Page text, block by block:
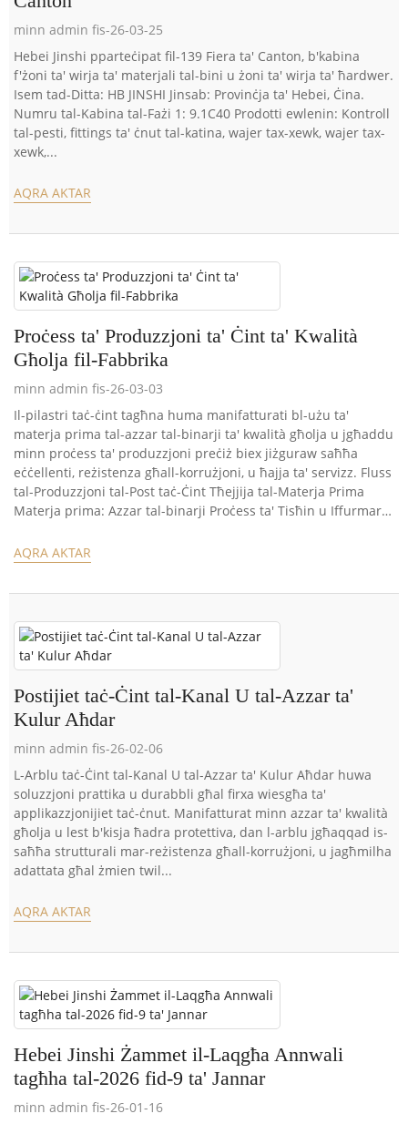
minn admin fis-26-03-25
Hebei Jinshi pparteċipat fil-139 Fiera ta' Canton, b'kabina
f'żoni ta' wirja ta' materjali tal-bini u żoni ta' wirja ta' ħardwer.
Isem tad-Ditta: HB JINSHI Jinsab: Provinċja ta' Hebei, Ċina.
Numru tal-Kabina tal-Fażi 1: 9.1C40 Prodotti ewlenin: Kontroll
tal-pesti, fittings ta' ċnut tal-katina, wajer tax-xewk, wajer tax-
xewk,...
AQRA AKTAR
Proċess ta' Produzzjoni ta' Ċint ta' Kwalità
Għolja fil-Fabbrika
minn admin fis-26-03-03
Il-pilastri taċ-ċint tagħna huma manifatturati bl-użu ta'
materja prima tal-azzar tal-binarji ta' kwalità għolja u jgħaddu
minn proċess ta' produzzjoni preċiż biex jiżguraw saħħa
eċċellenti, reżistenza għall-korrużjoni, u ħajja ta' servizz. Fluss
tal-Produzzjoni tal-Post taċ-Ċint Tħejjija tal-Materja Prima
Materja prima: Azzar tal-binarji Proċess ta' Tisħin u Iffurmar
AQRA AKTAR
Postijiet taċ-Ċint tal-Kanal U tal-Azzar ta'
Kulur Aħdar
minn admin fis-26-02-06
L-Arblu taċ-Ċint tal-Kanal U tal-Azzar ta' Kulur Aħdar huwa
soluzzjoni prattika u durabbli għal firxa wiesgħa ta'
applikazzjonijiet taċ-ċnut. Manifatturat minn azzar ta' kwalità
għolja u lest b'kisja ħadra protettiva, dan l-arblu jgħaqqad is-
saħħa strutturali mar-reżistenza għall-korrużjoni, u jagħmilha
adattata għal żmien twil...
AQRA AKTAR
Hebei Jinshi Żammet il-Laqgħa Annwali
tagħha tal-2026 fid-9 ta' Jannar
minn admin fis-26-01-16